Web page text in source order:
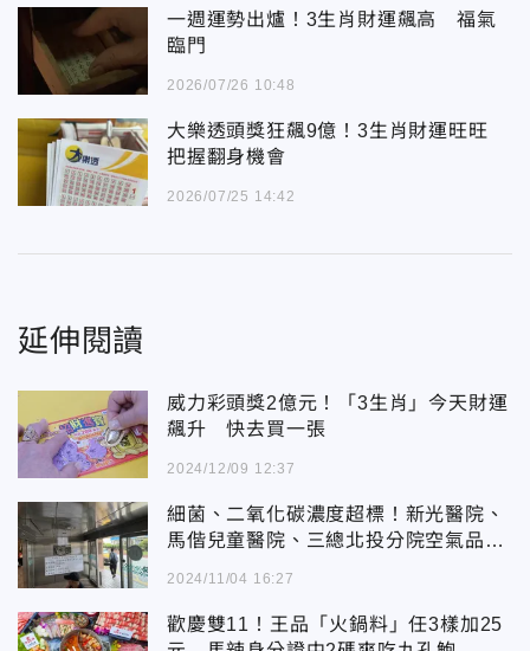
一週運勢出爐！3生肖財運飆高 福氣
臨門
2026/07/26 10:48
大樂透頭獎狂飆9億！3生肖財運旺旺
把握翻身機會
2026/07/25 14:42
延伸閱讀
威力彩頭獎2億元！「3生肖」今天財運
飆升 快去買一張
2024/12/09 12:37
細菌、二氧化碳濃度超標！新光醫院、
馬偕兒童醫院、三總北投分院空氣品質
2024/11/04 16:27
歡慶雙11！王品「火鍋料」任3樣加25